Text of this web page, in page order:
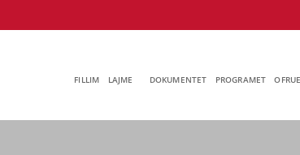
FILLIM LAJME DOKUMENTET PROGRAMET